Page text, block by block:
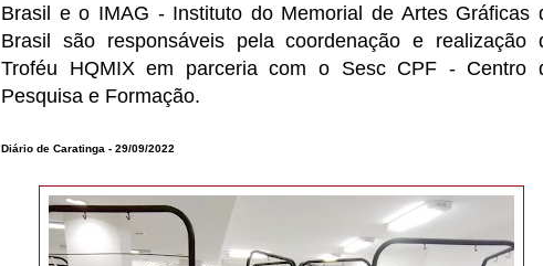
Brasil e o IMAG - Instituto do Memorial de Artes Gráficas
Brasil são responsáveis pela coordenação e realização
Troféu HQMIX em parceria com o Sesc CPF - Centro
Pesquisa e Formação.
Diário de Caratinga - 29/09/2022